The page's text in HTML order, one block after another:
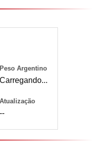
Peso Argentino
Carregando...
Atualização
--